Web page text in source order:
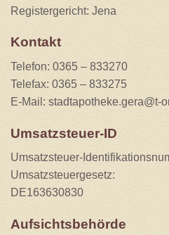
Registergericht: Jena
Kontakt
Telefon: 0365 – 833270
Telefax: 0365 – 833275
E-Mail: stadtapotheke.gera@t-
Umsatzsteuer-ID
Umsatzsteuer-
Umsatzsteuergesetz:
DE163630830
Aufsichtsbehörde